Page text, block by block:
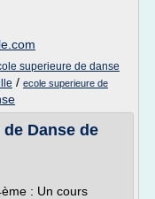
superieure de danse
/ ecole superieure de
Danse de
: Un cours